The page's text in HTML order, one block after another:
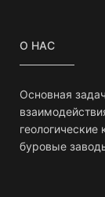
О НАС
Основная
буровые